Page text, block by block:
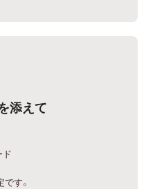
添えて
ド
す。